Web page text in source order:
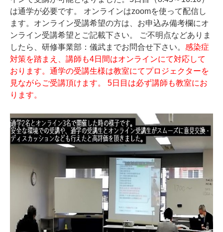
は通学が必要です。 オンラインはzoomを使って配信し
ます。オンライン受講希望の方は、お申込み備考欄にオ
ンライン受講希望とご記載下さい。 ご不明点などありま
したら、研修事業部：儀武までお問合せ下さい。 感染症
対策を踏まえ、講師も4日間はオンラインにて対応して
おります。通学の受講生様は教室にてプロジェクターを
見ながらご受講頂けます。 5日目は必ず講師も教室にお
ります。